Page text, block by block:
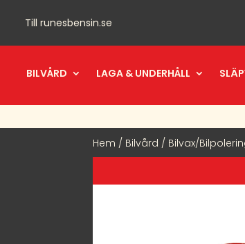
Till runesbensin.se
BILVÅRD LAGA & UNDERHÅLL
Hem / Bilvård / Bilvax/